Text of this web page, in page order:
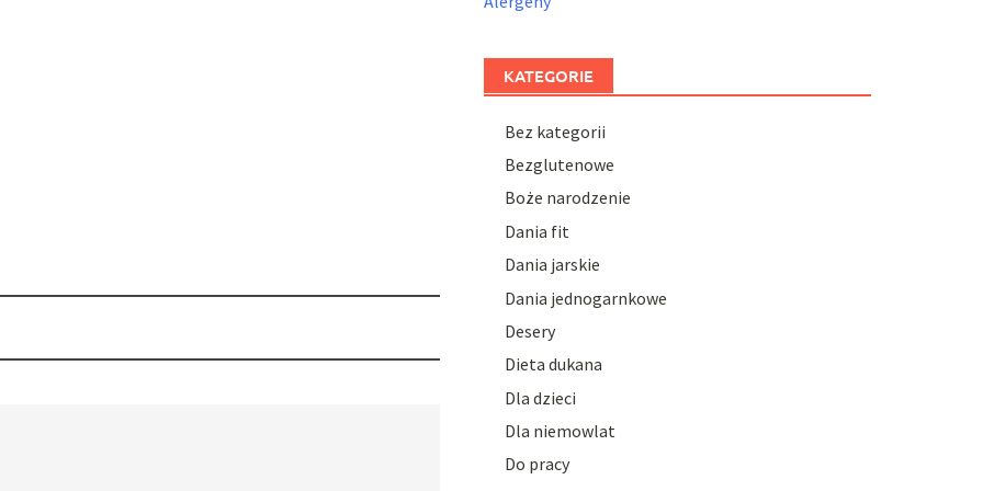
KATEGORIE
Bez kategorii
Bezglutenowe
Boże narodzenie
Dania fit
Dania jarskie
Dania jednogarnkowe
Desery
Dieta dukana
Dla dzieci
Dla niemowlat
Do pracy